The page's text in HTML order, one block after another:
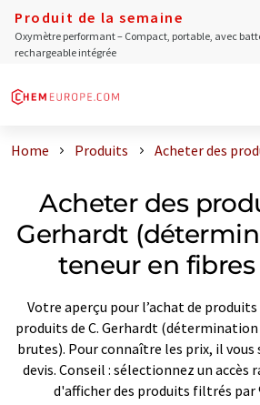
Produit de la semaine
Oxymètre performant – Compact, portable, avec
rechargeable intégrée
Home Produits Acheter des
Acheter des
Gerhardt
teneur en
Votre aperçu pour l’achat de
produits de C. Gerhardt
brutes). Pour connaître les prix, il vous
devis. Conseil : sélectionnez un accès
d'afficher des produits filtrés